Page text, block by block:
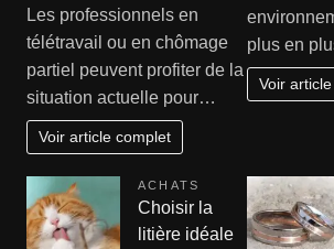
Les professionnels en
télétravail ou en chômage
partiel peuvent profiter de la
situation actuelle pour…
Voir article complet
plus en
Voir
ACHATS
Choisir la
litière idéale